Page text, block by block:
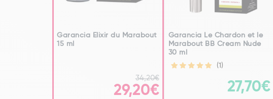
Garancia Elixir du Marabout
15 ml
34,20€
29,20€
Garancia Le Chardon et le
Marabout BB Cream Nude
30 ml
(1)
27,70€